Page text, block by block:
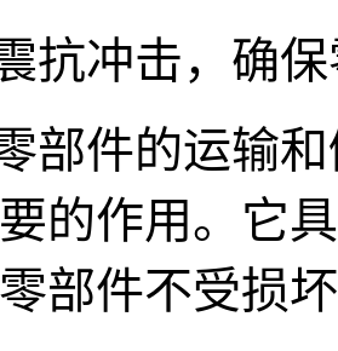
抗冲击，确
部件的运输
的作用。它
部件不受损